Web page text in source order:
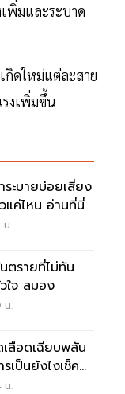
เพิ่มและระบาด
กิดใหม่แต่ละสาย
งเพิ่มขึ้น
ระบายบ่อยเสี่ยง
แค่ไหน อ่านที่นี่
น.
ตรายที่ไม่ทัน
ใจ สมอง
น.
เลือดเฉียบพลัน
เป็นยังไงเช็ค
น.